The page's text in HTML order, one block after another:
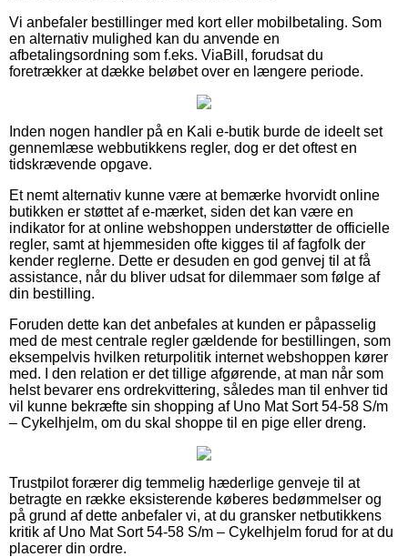
Vi anbefaler bestillinger med kort eller mobilbetaling. Som
en alternativ mulighed kan du anvende en
afbetalingsordning som f.eks. ViaBill, forudsat du
foretrækker at dække beløbet over en længere periode.
Inden nogen handler på en Kali e-butik burde de ideelt set
gennemlæse webbutikkens regler, dog er det oftest en
tidskrævende opgave.
Et nemt alternativ kunne være at bemærke hvorvidt online
butikken er støttet af e-mærket, siden det kan være en
indikator for at online webshoppen understøtter de officielle
regler, samt at hjemmesiden ofte kigges til af fagfolk der
kender reglerne. Dette er desuden en god genvej til at få
assistance, når du bliver udsat for dilemmaer som følge af
din bestilling.
Foruden dette kan det anbefales at kunden er påpasselig
med de mest centrale regler gældende for bestillingen, som
eksempelvis hvilken returpolitik internet webshoppen kører
med. I den relation er det tillige afgørende, at man når som
helst bevarer ens ordrekvittering, således man til enhver tid
vil kunne bekræfte sin shopping af Uno Mat Sort 54-58 S/m
– Cykelhjelm, om du skal shoppe til en pige eller dreng.
Trustpilot forærer dig temmelig hæderlige genveje til at
betragte en række eksisterende køberes bedømmelser og
på grund af dette anbefaler vi, at du gransker netbutikkens
kritik af Uno Mat Sort 54-58 S/m – Cykelhjelm forud for at du
placerer din ordre.